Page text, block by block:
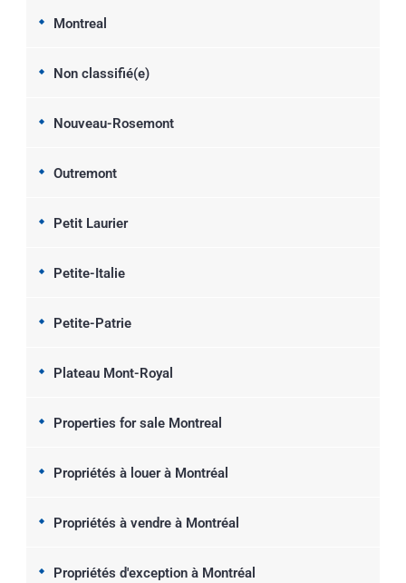
Montreal
Non classifié(e)
Nouveau-Rosemont
Outremont
Petit Laurier
Petite-Italie
Petite-Patrie
Plateau Mont-Royal
Properties for sale Montreal
Propriétés à louer à Montréal
Propriétés à vendre à Montréal
Propriétés d'exception à Montréal